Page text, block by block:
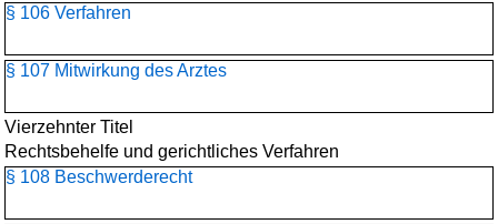
§ 106 Verfahren
§ 107 Mitwirkung des Arztes
Vierzehnter Titel
Rechtsbehelfe und gerichtliches Verfahren
§ 108 Beschwerderecht